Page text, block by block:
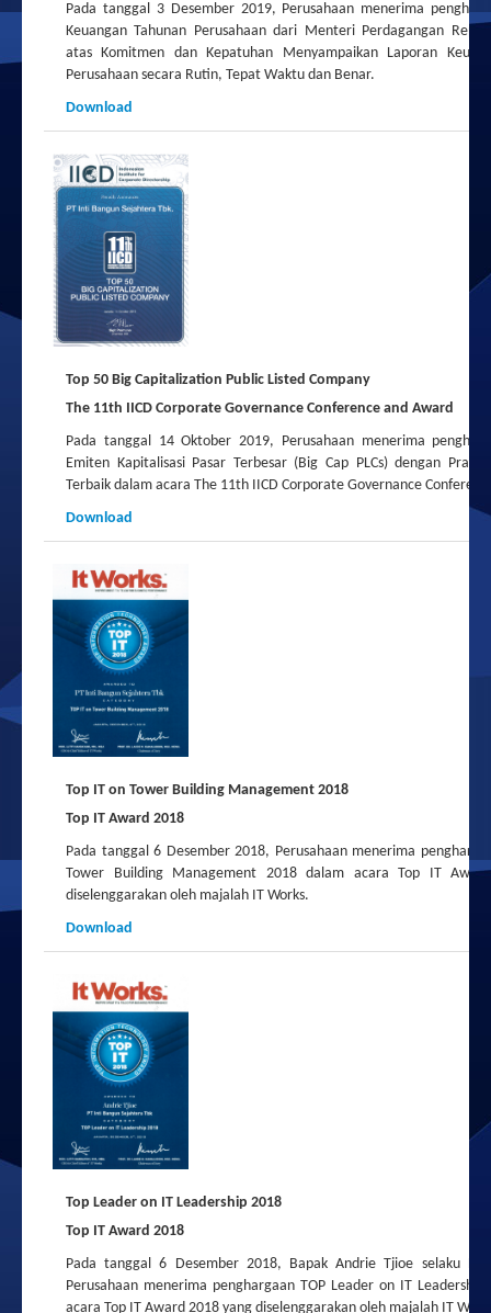
Pada tanggal 3 Desember 2019, Perusahaan menerima
Keuangan Tahunan Perusahaan dari Menteri Perdagangan
atas Komitmen dan Kepatuhan Menyampaikan Laporan
Perusahaan secara Rutin, Tepat Waktu dan Benar.
Download
Top 50 Big Capitalization Public Listed Company
The 11th IICD Corporate Governance Conference and Award
Pada tanggal 14 Oktober 2019, Perusahaan menerima
Emiten Kapitalisasi Pasar Terbesar (Big Cap PLCs) dengan
Terbaik dalam acara The 11th IICD Corporate Governance
Download
Top IT on Tower Building Management 2018
Top IT Award 2018
Pada tanggal 6 Desember 2018, Perusahaan menerima
Tower Building Management 2018 dalam acara Top IT
diselenggarakan oleh majalah IT Works.
Download
Top Leader on IT Leadership 2018
Top IT Award 2018
Pada tanggal 6 Desember 2018, Bapak Andrie Tjioe selaku
Perusahaan menerima penghargaan TOP Leader on IT
acara Top IT Award 2018 yang diselenggarakan oleh majalah IT